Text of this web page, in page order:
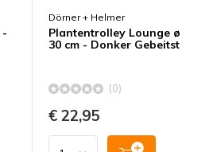
-
Dörner + Helmer
Plantentrolley Lounge ø
30 cm - Donker Gebeitst
(0)
€ 22,95